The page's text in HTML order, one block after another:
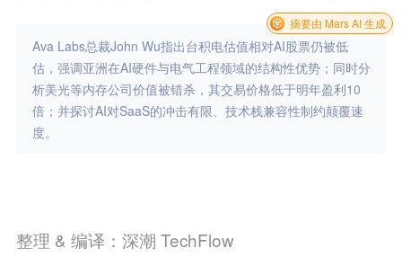
Ava Labs总裁John Wu指出台积电估值相对AI股票仍被低
估，强调亚洲在AI硬件与电气工程领域的结构性优势；同时分
析美光等内存公司价值被错杀，其交易价格低于明年盈利10
倍；并探讨AI对SaaS的冲击有限、技术栈兼容性制约颠覆速
度。
摘要由 Mars AI 生成
整理 & 编译：深潮 TechFlow